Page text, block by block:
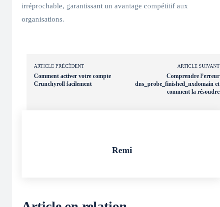
irréprochable, garantissant un avantage compétitif aux
organisations.
ARTICLE PRÉCÉDENT
Comment activer votre compte
Crunchyroll facilement
ARTICLE SUIVANT
Comprendre l’erreur
dns_probe_finished_nxdomain et
comment la résoudre
Remi